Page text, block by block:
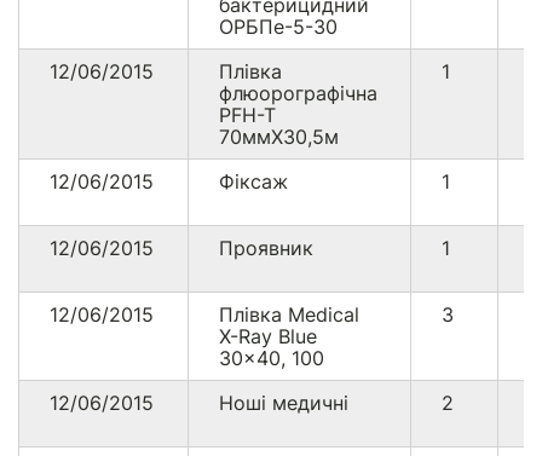
бактерицидний
ОРБПе-5-30
12/06/2015
Плівка
флюорографічна
PFH-T
70ммХ30,5м
1
12/06/2015 Фіксаж 1
12/06/2015 Проявник 1
12/06/2015
Плівка Medical
X-Ray Blue
30x40, 100
3
12/06/2015 Ноші медичні 2